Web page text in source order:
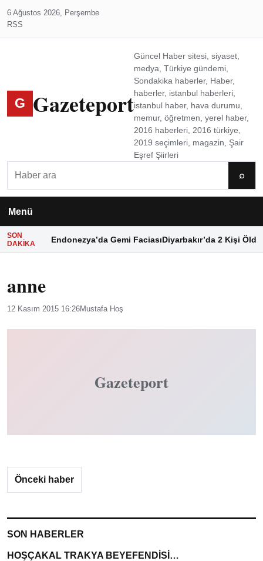
6 Ağustos 2026, Perşembe
RSS
G Gazeteport
Güncel Haber sitesi, siyaset,
medya, Türkiye gündemi,
Sondakika haberler, Haber,
haberler, istanbul haberleri,
istanbul haber, hava durumu,
memur, öğretmen, yerel haber,
2016 haberleri, 2016 türkiye,
2019 seçimleri, magazin, Şair
Eşref Şiirleri
⌕
Menü
SON
DAKIKA
Endonezya’da Gemi FaciasıDiyarbakır’da 2 Kişi Öldü
anne
12 Kasım 2015 16:26Mustafa Hoş
Gazeteport
Önceki haber
SON HABERLER
HOŞÇAKAL TRAKYA BEYEFENDİSİ…